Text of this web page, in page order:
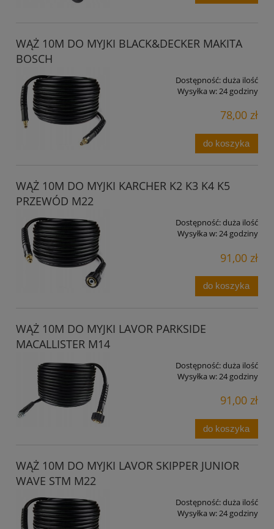
WĄŻ 10M DO MYJKI BLACK&DECKER MAKITA
BOSCH
Dostępność:duża ilość
Wysyłka w:24 godziny
78,00 zł
do koszyka
WĄŻ 10M DO MYJKI KARCHER K2 K3 K4 K5
PRZEWÓD M22
Dostępność:duża ilość
Wysyłka w:24 godziny
91,00 zł
do koszyka
WĄŻ 10M DO MYJKI LAVOR PARKSIDE
MACALLISTER M14
Dostępność:duża ilość
Wysyłka w: 24 godziny
91,00 zł
do koszyka
WĄŻ 10M DO MYJKI LAVOR SKIPPER JUNIOR
WAVE STM M22
Dostępność:duża ilość
Wysyłka w:24 godziny